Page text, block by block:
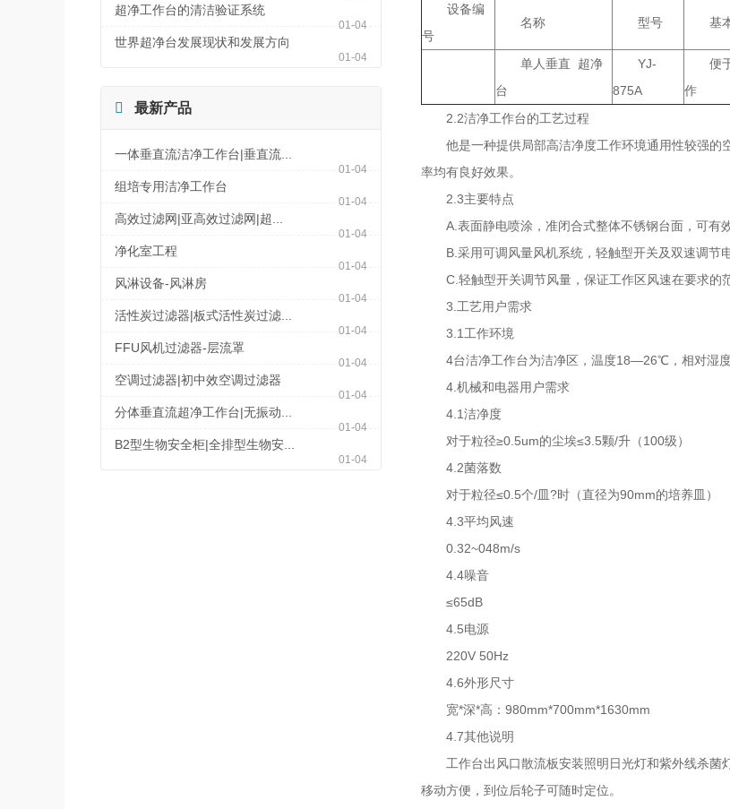
超净工作台的清洁验证系统
01-04
世界超净台发展现状和发展方向
01-04
 最新产品
一体垂直流洁净工作台|垂直流...
01-04
组培专用洁净工作台
01-04
高效过滤网|亚高效过滤网|超...
01-04
净化室工程
01-04
风淋设备-风淋房
01-04
活性炭过滤器|板式活性炭过滤...
01-04
FFU风机过滤器-层流罩
01-04
空调过滤器|初中效空调过滤器
01-04
分体垂直流超净工作台|无振动...
01-04
B2型生物安全柜|全排型生物安...
01-04
设备编
号
名称 型号 基
单人垂直 超净
台
YJ-
875A
便
作
2.2洁净工作台的工艺过程
他是一种提供局部高洁净度工作环境通用性较强
率均有良好效果。
2.3主要特点
A.表面静电喷涂，准闭合式整体不锈钢台面，可有
B.采用可调风量风机系统，轻触型开关及双速调节
C.轻触型开关调节风量，保证工作区风速在要求的
3.工艺用户需求
3.1工作环境
4台洁净工作台为洁净区，温度18—26℃，相对湿
4.机械和电器用户需求
4.1洁净度
对于粒径≥0.5um的尘埃≤3.5颗/升（100级）
4.2菌落数
对于粒径≤0.5个/皿?时（直径为90mm的培养皿）
4.3平均风速
0.32~048m/s
4.4噪音
≤65dB
4.5电源
220V 50Hz
4.6外形尺寸
宽*深*高：980mm*700mm*1630mm
4.7其他说明
工作台出风口散流板安装照明日光灯和紫外线杀菌
移动方便，到位后轮子可随时定位。